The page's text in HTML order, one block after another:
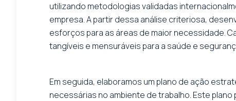
utilizando metodologias validadas
empresa. A partir dessa análise criteriosa,
esforços para as áreas de maior necessidade.
tangíveis e mensuráveis para a saúde e
Em seguida, elaboramos um plano de ação
necessárias no ambiente de trabalho. Este